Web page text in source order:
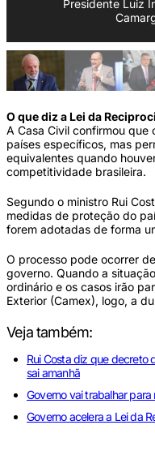
Presidente Luiz
O que diz a Lei da
A Casa Civil confirmou que
países específicos, mas
equivalentes quando
competitividade brasileira.
Segundo o ministro Rui
medidas de proteção do
forem adotadas de forma
O processo pode ocorrer
governo. Quando a
ordinário e os casos irão
Exterior (Camex), logo, a
Veja também:
Rui Costa diz que decreto
sai amanhã
Governo vai trabalhar
Governo acelera a Lei da